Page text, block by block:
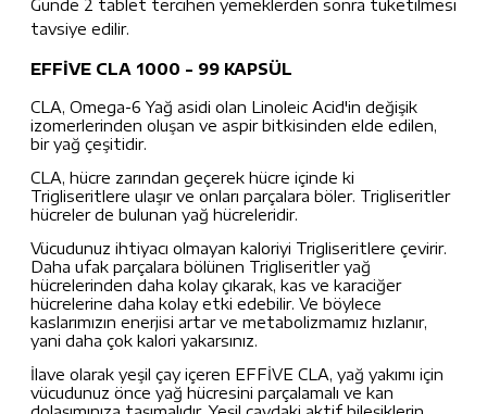
Günde 2 tablet tercihen yemeklerden sonra tüketilmesi
tavsiye edilir.
EFFİVE CLA 1000 - 99 KAPSÜL
CLA, Omega-6 Yağ asidi olan Linoleic Acid'in değişik
izomerlerinden oluşan ve aspir bitkisinden elde edilen,
bir yağ çeşitidir.
CLA, hücre zarından geçerek hücre içinde ki
Trigliseritlere ulaşır ve onları parçalara böler. Trigliseritler
hücreler de bulunan yağ hücreleridir.
Vücudunuz ihtiyacı olmayan kaloriyi Trigliseritlere çevirir.
Daha ufak parçalara bölünen Trigliseritler yağ
hücrelerinden daha kolay çıkarak, kas ve karaciğer
hücrelerine daha kolay etki edebilir. Ve böylece
kaslarımızın enerjisi artar ve metabolizmamız hızlanır,
yani daha çok kalori yakarsınız.
İlave olarak yeşil çay içeren EFFİVE CLA, yağ yakımı için
vücudunuz önce yağ hücresini parçalamalı ve kan